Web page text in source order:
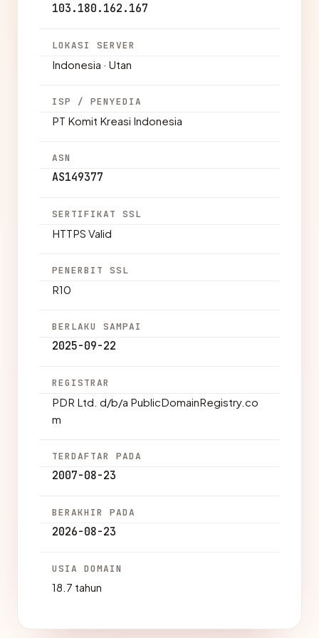
103.180.162.167
LOKASI SERVER
Indonesia · Utan
ISP / PENYEDIA
PT Komit Kreasi Indonesia
ASN
AS149377
SERTIFIKAT SSL
HTTPS Valid
PENERBIT SSL
R10
BERLAKU SAMPAI
2025-09-22
REGISTRAR
PDR Ltd. d/b/a PublicDomainRegistry.co
m
TERDAFTAR PADA
2007-08-23
BERAKHIR PADA
2026-08-23
USIA DOMAIN
18.7 tahun